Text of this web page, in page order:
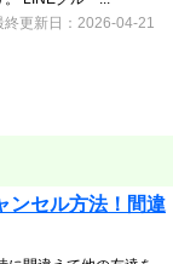
終更新日：2026-04-21
ンセル方法！間違